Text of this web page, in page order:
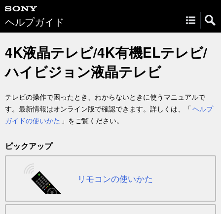
ヘルプガイド
4K液晶テレビ/4K有機ELテレビ/
ハイビジョン液晶テレビ
テレビの操作で困ったとき、わからないときに使うマニュアルで
す。最新情報はオンライン版で確認できます。詳しくは、「ヘルプ
ガイドの使いかた 」をご覧ください。
ピックアップ
リモコンの使いかた